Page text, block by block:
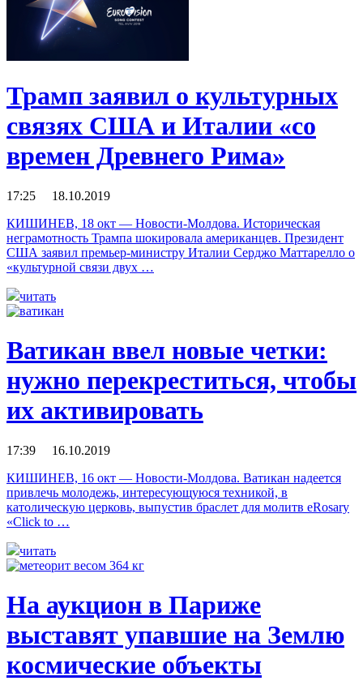
Трамп заявил о культурных
связях США и Италии «со
времен Древнего Рима»
17:25 18.10.2019
КИШИНЕВ, 18 окт — Новости-Молдова. Историческая
неграмотность Трампа шокировала американцев. Президент
США заявил премьер-министру Италии Серджо Маттарелло о
«культурной связи двух …
читать
Ватикан ввел новые четки:
нужно перекреститься, чтобы
их активировать
17:39 16.10.2019
КИШИНЕВ, 16 окт — Новости-Молдова. Ватикан надеется
привлечь молодежь, интересующуюся техникой, в
католическую церковь, выпустив браслет для молитв eRosary
«Click to …
читать
На аукцион в Париже
выставят упавшие на Землю
космические объекты